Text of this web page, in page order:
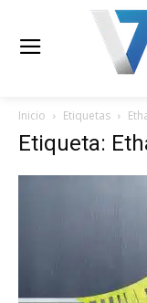
Inicio Etiquetas
Etiqueta: